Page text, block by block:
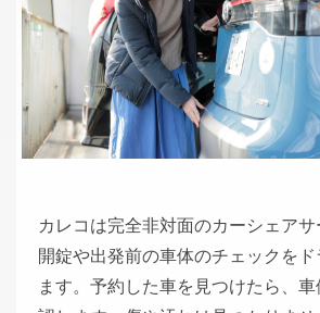
カレコは完全非対面のカーシェアサ
開錠や出発前の車体のチェックを
ます。予約した車を見つけたら、